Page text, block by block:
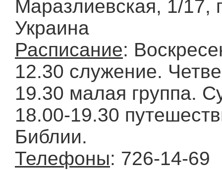
Маразлиевская, 1/17,
Украина
Расписание:
12.30 служение.
19.30 малая группа.
18.00-19.30
Библии.
Телефоны: 726-14-69